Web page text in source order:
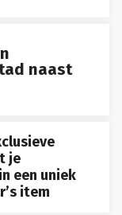
naast
je
een uniek
item